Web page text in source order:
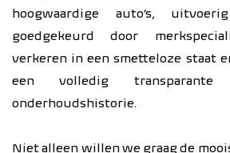
hoogwaardige auto’s,
goedgekeurd door
verkeren in een smetteloze staat
een volledig
onderhoudshistorie.
Niet alleen willen we graag de